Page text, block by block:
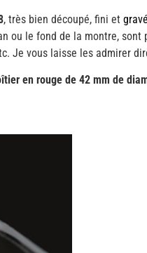
, très bien découpé, fini et gravé
ou le fond de la montre,
Je vous laisse les admirer
en rouge de 42 mm de